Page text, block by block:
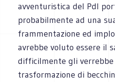
avventuristica del Pdl
probabilmente ad una
frammentazione ed
avrebbe voluto essere il
difficilmente gli
trasformazione di